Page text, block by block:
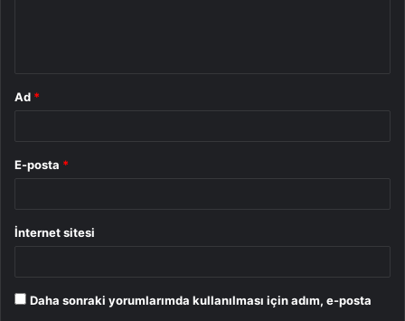
Ad *
E-posta *
İnternet sitesi
Daha sonraki yorumlarımda kullanılması için adım, e-posta